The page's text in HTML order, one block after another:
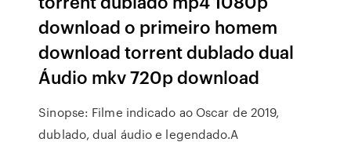
download o primeiro homem
download torrent dublado dual
Áudio mkv 720p download
Sinopse: Filme indicado ao Oscar de 2019,
dublado, dual áudio e legendado.A